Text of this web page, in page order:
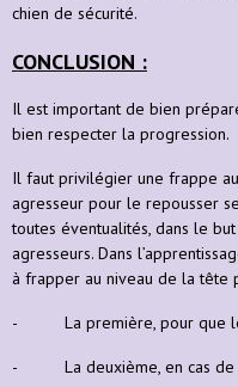
chien de
CONCLUSION :
Il est important de bien
bien respecter la progression.
Il faut privilégier une frappe
agresseur pour le repousser
toutes éventualités, dans le
agresseurs. Dans
à frapper au niveau de la tête
- La première, pour que
- La deuxième, en cas de